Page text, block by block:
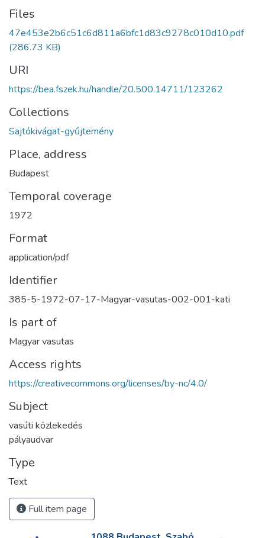
Files
47e453e2b6c51c6d811a6bfc1d83c9278c010d10.pdf
(286.73 KB)
URI
https://bea.fszek.hu/handle/20.500.14711/123262
Collections
Sajtókivágat-gyűjtemény
Place, address
Budapest
Temporal coverage
1972
Format
application/pdf
Identifier
385-5-1972-07-17-Magyar-vasutas-002-001-kati
Is part of
Magyar vasutas
Access rights
https://creativecommons.org/licenses/by-nc/4.0/
Subject
vasúti közlekedés
pályaudvar
Type
Text
Full item page